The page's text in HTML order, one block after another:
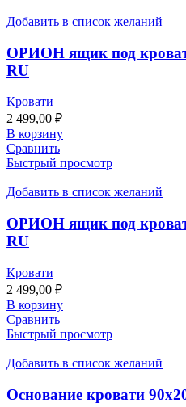
Добавить в список желаний
ОРИОН ящик под
RU
Кровати
2 499,00 ₽
В корзину
Сравнить
Быстрый просмотр
Добавить в список желаний
ОРИОН ящик под
RU
Кровати
2 499,00 ₽
В корзину
Сравнить
Быстрый просмотр
Добавить в список желаний
Основание кровати